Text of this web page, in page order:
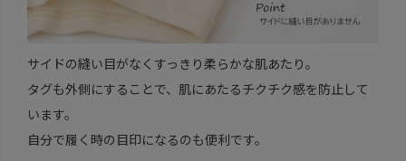
サイドの縫い目がなくすっきり柔らかな肌あたり。
タグも外側にすることで、肌にあたるチクチク感を防止して
います。
自分で履く時の目印になるのも便利です。